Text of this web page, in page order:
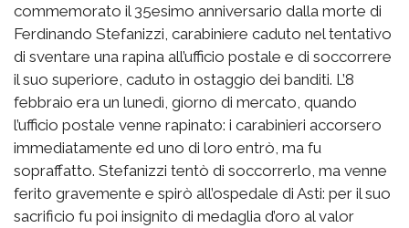
commemorato il 35esimo anniversario dalla morte di
Ferdinando Stefanizzi, carabiniere caduto nel tentativo
di sventare una rapina all’ufficio postale e di soccorrere
il suo superiore, caduto in ostaggio dei banditi. L’8
febbraio era un lunedì, giorno di mercato, quando
l’ufficio postale venne rapinato: i carabinieri accorsero
immediatamente ed uno di loro entrò, ma fu
sopraffatto. Stefanizzi tentò di soccorrerlo, ma venne
ferito gravemente e spirò all’ospedale di Asti: per il suo
sacrificio fu poi insignito di medaglia d’oro al valor